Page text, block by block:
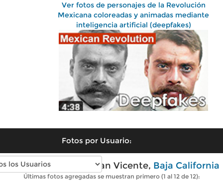
Ver fotos de personajes de la Revolución
Mexicana coloreadas y animadas mediante
inteligencia artificial (deepfakes)
Fotos por Usuario:
Fotos modernas de San Vicente, Baja California
Últimas fotos agregadas se muestran primero (1 al 12 de 12):